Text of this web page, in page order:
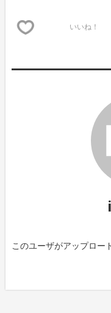
いいね！
このユーザがアップロー